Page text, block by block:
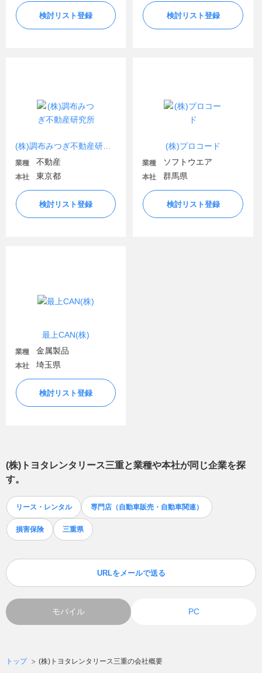
検討リスト登録 検討リスト登録
業種 不動産
本社 東京都
検討リスト登録
(株)プロコード
業種 ソフトウエア
本社 群馬県
検討リスト登録
最上CAN(株)
業種 金属製品
本社 埼玉県
検討リスト登録
(株)トヨタレンタリース三重と業種や本社が同じ企業を探
す。
リース・レンタル 専門店（自動車販売・自動車関連）
損害保険 三重県
URLをメールで送る
モバイル PC
トップ (株)トヨタレンタリース三重の会社概要